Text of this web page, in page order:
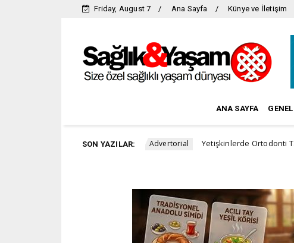
Friday, August 7 Ana Sayfa Künye ve İletişim
ANA SAYFA
SON YAZILAR:
Advertorial Yetişkinlerde Ortodonti Talebi